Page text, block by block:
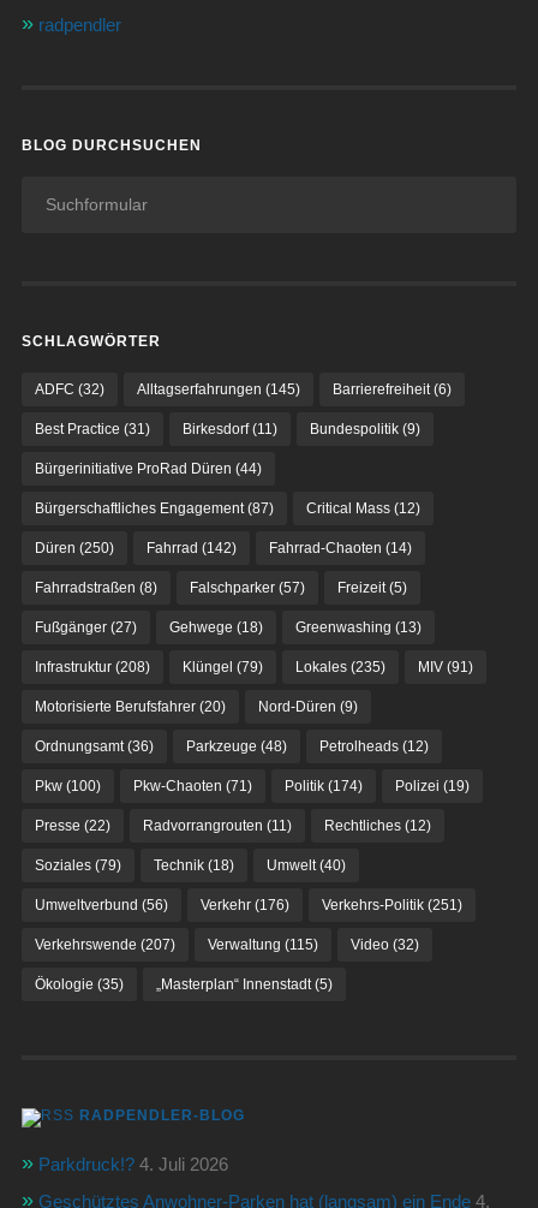
radpendler
BLOG DURCHSUCHEN
SCHLAGWÖRTER
ADFC (32) Alltagserfahrungen (145) Barrierefreiheit(6)
Best Practice (31) Birkesdorf(11) Bundespolitik(9)
Bürgerinitiative ProRad Düren (44)
Bürgerschaftliches Engagement(87) Critical Mass(12)
Düren (250) Fahrrad (142) Fahrrad-Chaoten (14)
Fahrradstraßen (8) Falschparker(57) Freizeit(5)
Fußgänger(27) Gehwege (18) Greenwashing (13)
Infrastruktur(208) Klüngel (79) Lokales(235) MIV(91)
Motorisierte Berufsfahrer(20) Nord-Düren (9)
Ordnungsamt(36) Parkzeuge (48) Petrolheads(12)
Pkw(100) Pkw-Chaoten (71) Politik(174) Polizei (19)
Presse (22) Radvorrangrouten (11) Rechtliches(12)
Soziales(79) Technik(18) Umwelt(40)
Umweltverbund (56) Verkehr(176) Verkehrs-Politik(251)
Verkehrswende (207) Verwaltung (115) Video(32)
Ökologie (35) „Masterplan“ Innenstadt(5)
RADPENDLER-BLOG
Parkdruck!? 4. Juli 2026
Geschütztes Anwohner-Parken hat (langsam) ein Ende 4.